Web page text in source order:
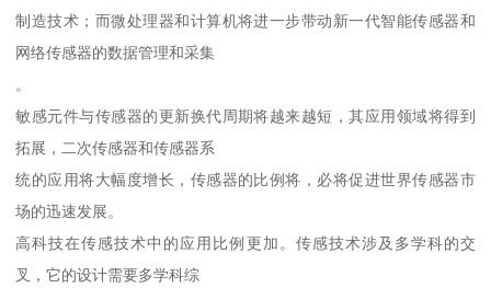
制造技术；而微处理器和计算机将进一步带动新一代智能传感器和
网络传感器的数据管理和采集
。
敏感元件与传感器的更新换代周期将越来越短，其应用领域将得到
拓展，二次传感器和传感器系
统的应用将大幅度增长，传感器的比例将，必将促进世界传感器市
场的迅速发展。
高科技在传感技术中的应用比例更加。传感技术涉及多学科的交
叉，它的设计需要多学科综